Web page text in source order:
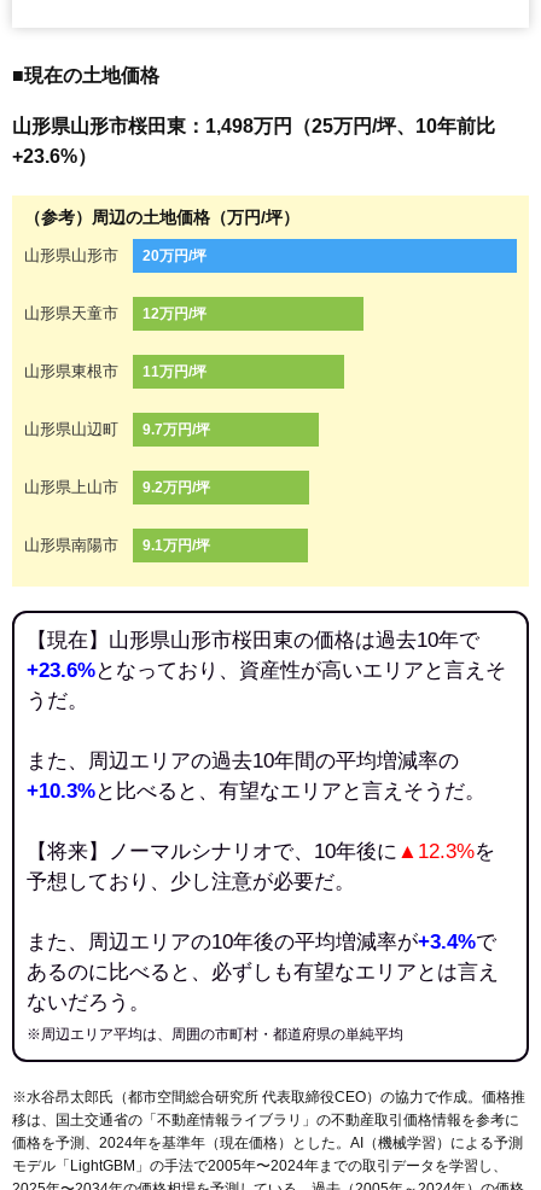
■現在の土地価格
山形県山形市桜田東：1,498万円（25万円/坪、10年前比
+23.6%）
（参考）周辺の土地価格（万円/坪）
山形県山形市 20万円/坪
山形県天童市 12万円/坪
山形県東根市 11万円/坪
山形県山辺町 9.7万円/坪
山形県上山市 9.2万円/坪
山形県南陽市 9.1万円/坪
【現在】山形県山形市桜田東の価格は過去10年で
+23.6%となっており、資産性が高いエリアと言えそ
うだ。
また、周辺エリアの過去10年間の平均増減率の
+10.3%と比べると、有望なエリアと言えそうだ。
【将来】ノーマルシナリオで、10年後に ▲12.3%を
予想しており、少し注意が必要だ。
また、周辺エリアの10年後の平均増減率が+3.4%で
あるのに比べると、必ずしも有望なエリアとは言え
ないだろう。
※周辺エリア平均は、周囲の市町村・都道府県の単純平均
※水谷昂太郎氏（都市空間総合研究所 代表取締役CEO）の協力で作成。価格推
移は、国土交通省の「 不動産情報ライブラリ 」の不動産取引価格情報を参考に
価格を予測、2024年を基準年（現在価格）とした。AI（機械学習）による予測
モデル「LightGBM」の手法で2005年〜2024年までの取引データを学習し、